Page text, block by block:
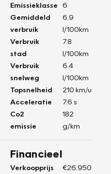
Emissieklasse
6
Gemiddeld
verbruik
6.9
l/100km
Verbruik
stad
7.8
l/100km
Verbruik
snelweg
6.4
l/100km
Topsnelheid
210 km/u
Acceleratie
7.6 s
Co2
emissie
182
g/km
Financieel
Verkoopprijs
€26.950